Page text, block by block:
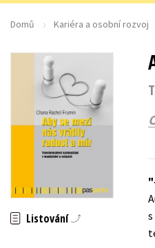
VÝPRODEJ -70 %
ASTERIX S DÁRKEM
🎁DÁRKOVÉ PUBLIKACE
✉️ DÁRKOVÉ POUKAZY
Auto - moto
Beletrie pro děti
Domů Kariéra a osobní rozvoj
Listování